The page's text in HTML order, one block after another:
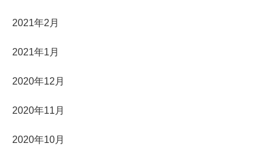
2021年2月
2021年1月
2020年12月
2020年11月
2020年10月